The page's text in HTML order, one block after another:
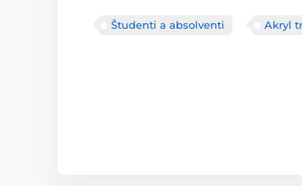
Študenti a absolventi Akryl